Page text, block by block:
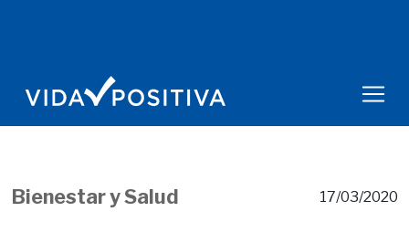
Bienestar y Salud 17/03/2020